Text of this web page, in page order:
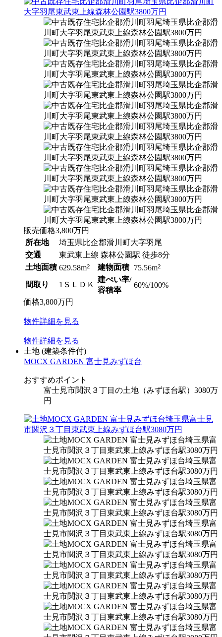
販売価格3,800万円
所在地
埼玉県比企郡滑川町大字羽尾
交通
東武東上線 森林公園駅 徒歩8分
土地面積 629.58m2 建物面積 75.56m2
間取り 1ＳＬＤＫ
建ぺい率/
容積率
60%/100%
価格3,800万円
物件詳細を見る
物件詳細を見る
土地 (建築条件付)
MOCX GARDEN 富士見みずほ台
おすすめポイント
富士見市関沢３丁目の土地（みずほ台駅）3080万
円